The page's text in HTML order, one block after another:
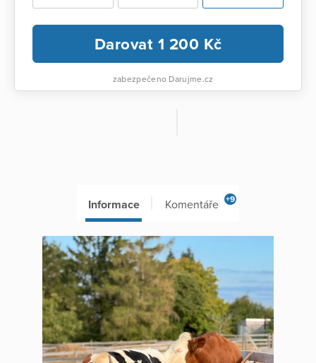
Darovat 1 200 Kč
zabezpečeno Darujme.cz
Informace Komentáře +9